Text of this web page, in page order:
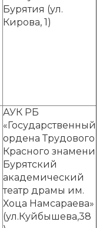
Бурятия (ул.
Кирова, 1)
АУК РБ
«Государственный
ордена Трудового
Красного знамени
Бурятский
академический
театр драмы им.
Хоца Намсараева»
(ул.Куйбышева,38